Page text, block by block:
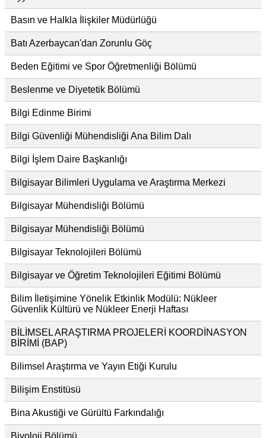
Basın ve Halkla İlişkiler Müdürlüğü
Batı Azerbaycan'dan Zorunlu Göç
Beden Eğitimi ve Spor Öğretmenliği Bölümü
Beslenme ve Diyetetik Bölümü
Bilgi Edinme Birimi
Bilgi Güvenliği Mühendisliği Ana Bilim Dalı
Bilgi İşlem Daire Başkanlığı
Bilgisayar Bilimleri Uygulama ve Araştırma Merkezi
Bilgisayar Mühendisliği Bölümü
Bilgisayar Mühendisliği Bölümü
Bilgisayar Teknolojileri Bölümü
Bilgisayar ve Öğretim Teknolojileri Eğitimi Bölümü
Bilim İletişimine Yönelik Etkinlik Modülü: Nükleer
Güvenlik Kültürü ve Nükleer Enerji Haftası
BİLİMSEL ARAŞTIRMA PROJELERİ KOORDİNASYON
BİRİMİ (BAP)
Bilimsel Araştırma ve Yayın Etiği Kurulu
Bilişim Enstitüsü
Bina Akustiği ve Gürültü Farkındalığı
Biyoloji Bölümü